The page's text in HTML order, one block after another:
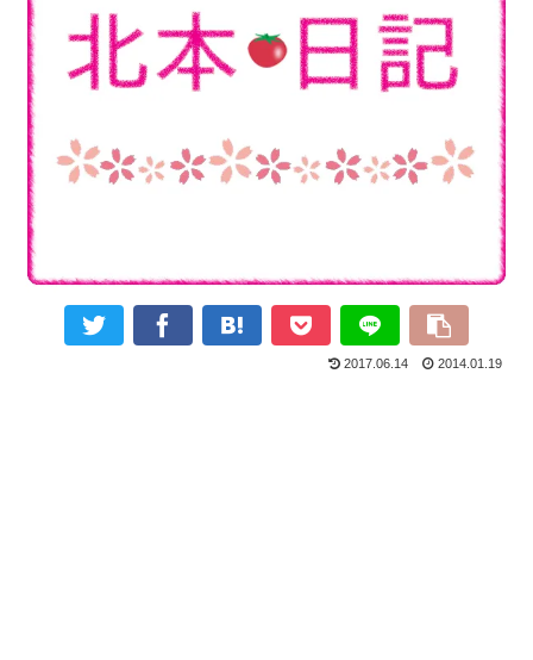
2017.06.14 2014.01.19